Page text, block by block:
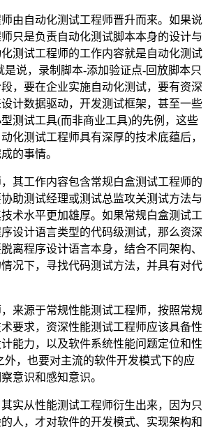
由自动化测试工程师晋升而来。如果说
只是负责自动化测试脚本本身的设计与
测试工程师的工作内容就是自动化测试
说，录制脚本-添加验证点-回放脚本只
，要在企业实施自动化测试，要有资深
计数据驱动，开发测试框架，甚至一些
测试工具(而非商业工具)的先例，这些
化测试工程师具有深厚的技术底蕴后，
的事情。
其工作内容包含常规白盒测试工程师的
助测试经理或测试总监攻关测试方法与
术水平更加雄厚。如果常规白盒测试工
设计语言类型的代码级测试，那么资深
离程序设计语言本身，结合不同架构、
况下，寻找代码测试方法，并具有对代
来源于常规性能测试工程师，按照常规
要求，资深性能测试工程师应该具备性
能力，以及软件系统性能问题定位和性
外，也要对主流的软件开发模式下的应
意识和感知意识。
实从性能测试工程师衍生出来，因为只
人，才对软件的开发模式、实现架构和